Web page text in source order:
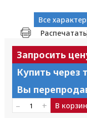
Все
Распечатать
Запросить
Купить через
Вы
– + В